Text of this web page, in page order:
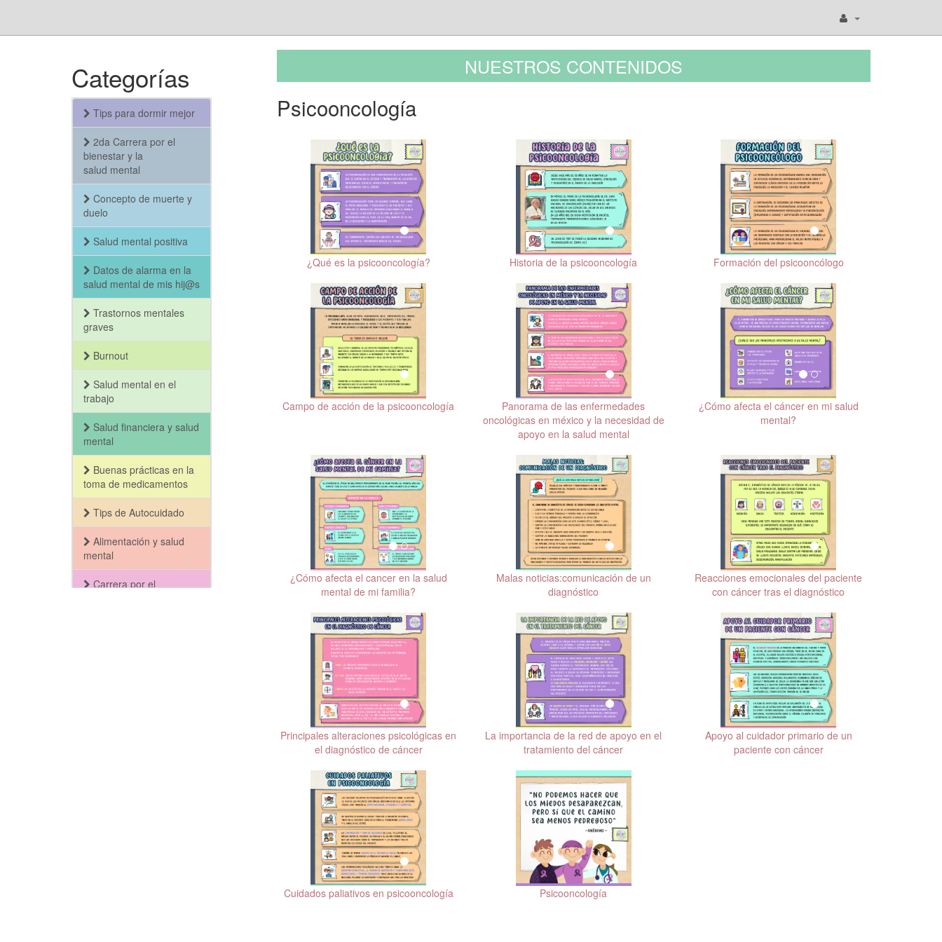
Categorías
Tips para dormir mejor
2da Carrera por el
bienestar y la
salud mental
Concepto de muerte y
duelo
Salud mental positiva
Datos de alarma en la
salud mental de mis hij@s
Trastornos mentales
graves
Burnout
Salud mental en el
trabajo
Salud financiera y salud
mental
Buenas prácticas en la
toma de medicamentos
Tips de Autocuidado
Alimentación y salud
mental
Carrera por el
NUESTROS CONTENIDOS
Psicooncología
¿Qué es la psicooncología? Historia de la psicooncología Formación del psicooncólogo
Campo de acción de la psicooncología
Panorama de las enfermedades
oncológicas en méxico y la necesidad de
apoyo en la salud mental
¿Cómo afecta el cáncer en mi salud
mental?
¿Cómo afecta el cancer en la salud
mental de mi familia?
Malas noticias:comunicación de un
diagnóstico
Reacciones emocionales del paciente
con cáncer tras el diagnóstico
Principales alteraciones psicológicas en
el diagnóstico de cáncer
La importancia de la red de apoyo en el
tratamiento del cáncer
Apoyo al cuidador primario de un
paciente con cáncer
Cuidados paliativos en psicooncología Psicooncología